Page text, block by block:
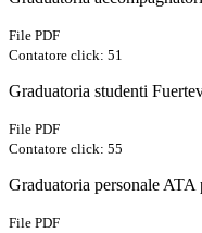
File PDF
Contatore click: 51
Graduatoria studenti
File PDF
Contatore click: 55
Graduatoria personale
File PDF